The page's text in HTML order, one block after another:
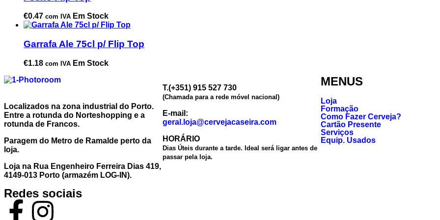
€0.47 com IVA Em Stock
Garrafa Ale 75cl p/ Flip Top
€1.18 com IVA Em Stock
Localizados na zona industrial do Porto.
Entre a rotunda do Norteshopping e a
rotunda de Francos.
Paragem do Metro de Ramalde perto da
loja.
Loja na Rua Engenheiro Ferreira Dias 419,
4149-013 Porto (armazém LOG-IN).
T.(+351) 915 527 730
(Chamada para a rede móvel nacional)
E-mail:
geral.loja@cervejacaseira.com
HORÁRIO
Dias Úteis durante a tarde. Ideal será ligar antes de
passar pela loja.
MENUS
Loja
Formação
Como Fazer Cerveja?
Cartão Presente
Serviços
Equip. Usados
Redes sociais